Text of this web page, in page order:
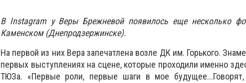
В Instagram у Веры Брежневой появилось еще несколько
Каменском (Днепродзержинске).
На первой из них Вера запечатлена возле ДК им. Горького.
первых выступлениях на сцене, которые проходили именно
ТЮЗа. «Первые роли, первые шаги в мое будущее...Говорят,